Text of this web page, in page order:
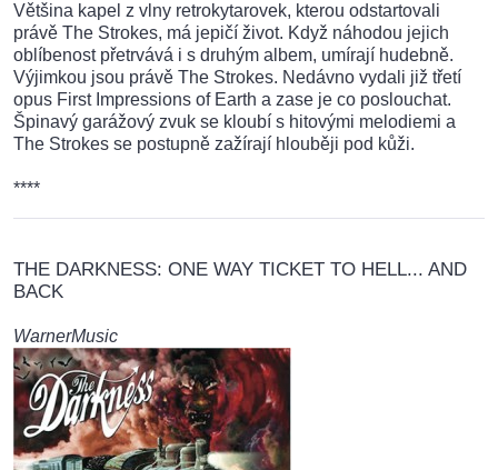
Většina kapel z vlny retrokytarovek, kterou odstartovali
právě The Strokes, má jepičí život. Když náhodou jejich
oblíbenost přetrvává i s druhým albem, umírají hudebně.
Výjimkou jsou právě The Strokes. Nedávno vydali již třetí
opus First Impressions of Earth a zase je co poslouchat.
Špinavý garážový zvuk se kloubí s hitovými melodiemi a
The Strokes se postupně zažírají hlouběji pod kůži.
****
THE DARKNESS: ONE WAY TICKET TO HELL... AND
BACK
WarnerMusic